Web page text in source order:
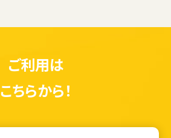
ご利用は
こちらから！